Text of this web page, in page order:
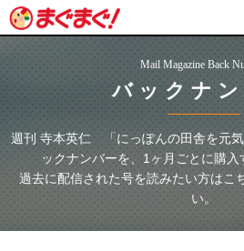
Mail Magazine Back
バックナン
週刊 寺本英仁 「にっぽんの田舎を元気
ックナンバーを、1ヶ月ごとに購
過去に配信された号を読みたい方はこ
い。